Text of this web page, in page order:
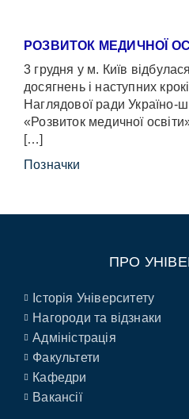
РОЗВИТОК МЕДИЧНОЇ
3 грудня у м. Київ
досягнень і наступних
Наглядової ради Україно-
«Розвиток медичної
[…]
Позначки
ПРО
Історія Університету
Нагороди та відзнаки
Адміністрація
Факультети
Кафедри
Вакансії